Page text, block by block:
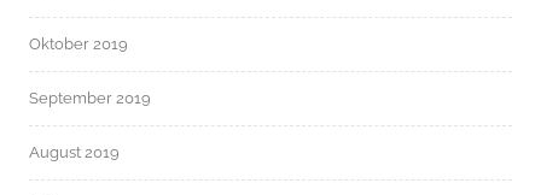
Oktober 2019
September 2019
August 2019